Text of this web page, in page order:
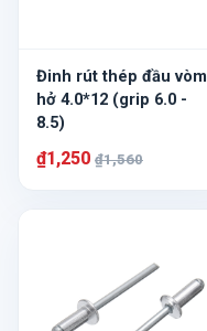
Đinh rút thép đầu vòm
hở 4.0*12 (grip 6.0 -
8.5)
₫1,250 ₫1,560